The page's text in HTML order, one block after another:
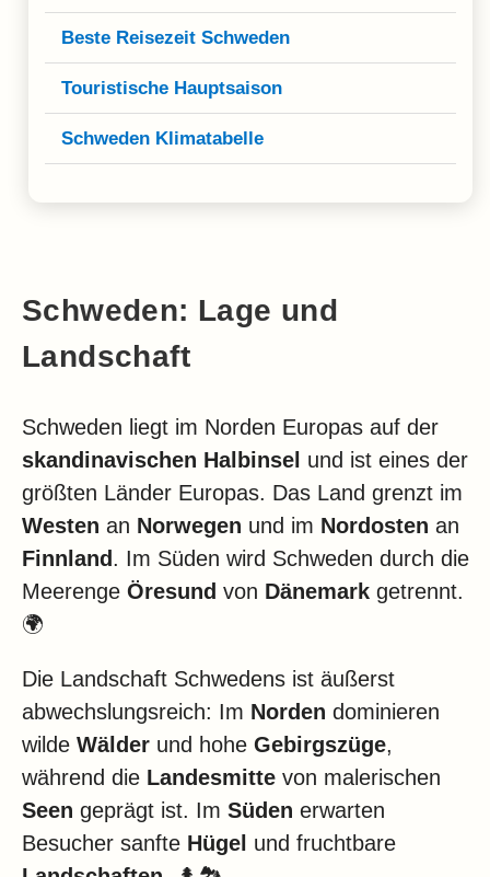
Beste Reisezeit Schweden
Touristische Hauptsaison
Schweden Klimatabelle
Schweden: Lage und
Landschaft
Schweden liegt im Norden Europas auf der
skandinavischen Halbinsel und ist eines der
größten Länder Europas. Das Land grenzt im
Westen an Norwegen und im Nordosten an
Finnland . Im Süden wird Schweden durch die
Meerenge Öresund von Dänemark getrennt.
🌍
Die Landschaft Schwedens ist äußerst
abwechslungsreich: Im Norden dominieren
wilde Wälder und hohe Gebirgszüge,
während die Landesmitte von malerischen
Seen geprägt ist. Im Süden erwarten
Besucher sanfte Hügel und fruchtbare